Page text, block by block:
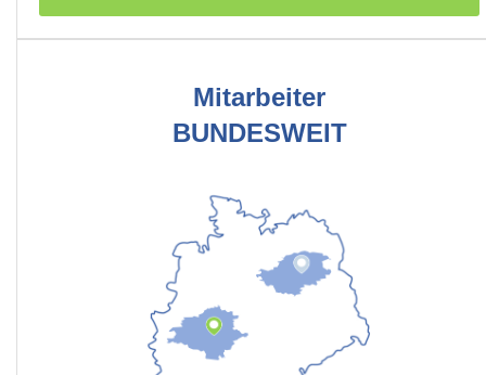
Mitarbeiter
BUNDESWEIT